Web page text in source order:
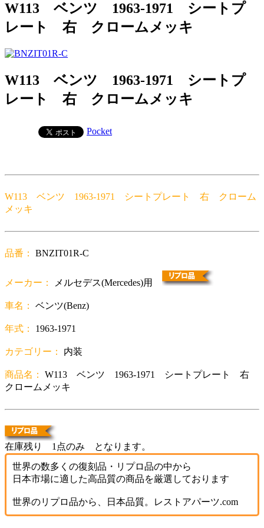
W113 ベンツ 1963-1971 シートプ
レート 右 クロームメッキ
W113 ベンツ 1963-1971 シートプ
レート 右 クロームメッキ
Pocket
W113 ベンツ 1963-1971 シートプレート 右 クローム
メッキ
品番： BNZIT01R-C
メーカー： メルセデス(Mercedes)用
車名： ベンツ(Benz)
年式： 1963-1971
カテゴリー： 内装
商品名： W113 ベンツ 1963-1971 シートプレート 右
クロームメッキ
在庫残り 1点のみ となります。
世界の数多くの復刻品・リプロ品の中から
日本市場に適した高品質の商品を厳選しております
世界のリプロ品から、日本品質。レストアパーツ.com